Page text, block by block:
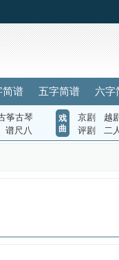
简谱 五字简谱 六字
筝古琴
谱尺八
戏
曲
京剧 越剧
评剧
二